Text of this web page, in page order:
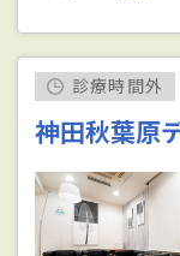
診療時間外
神田秋葉原